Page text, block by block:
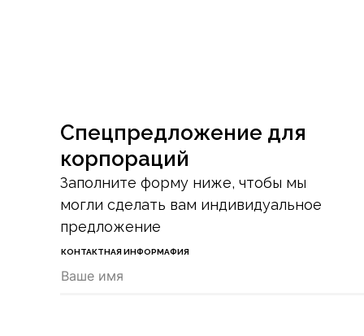
Спецпредложение для
корпораций
Заполните форму ниже, чтобы мы
могли сделать вам индивидуальное
предложение
КОНТАКТНАЯ ИНФОРМАФИЯ